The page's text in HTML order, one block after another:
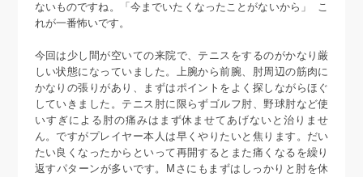
ないものですね。「今までいたくなったことがないから」 こ
れが一番怖いです。
今回は少し間が空いての来院で、テニスをするのがかなり厳
しい状態になっていました。上腕から前腕、肘周辺の筋肉に
かなりの張りがあり、まずはポイントをよく探しながらほぐ
していきました。テニス肘に限らずゴルフ肘、野球肘など使
いすぎによる肘の痛みはまず休ませてあげないと治りませ
ん。ですがプレイヤー本人は早くやりたいと焦ります。だい
たい良くなったからといって再開するとまた痛くなるを繰り
返すパターンが多いです。Mさにもまずはしっかりと肘を休